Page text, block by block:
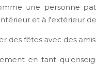
une personne
et à l'extérieur
des fêtes avec des amis.
en tant